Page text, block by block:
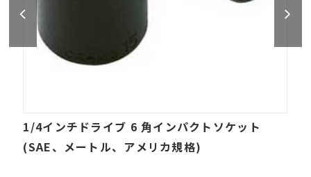
1/4インチドライブ 6 角インパクトソケット
(SAE、メートル、アメリカ規格)